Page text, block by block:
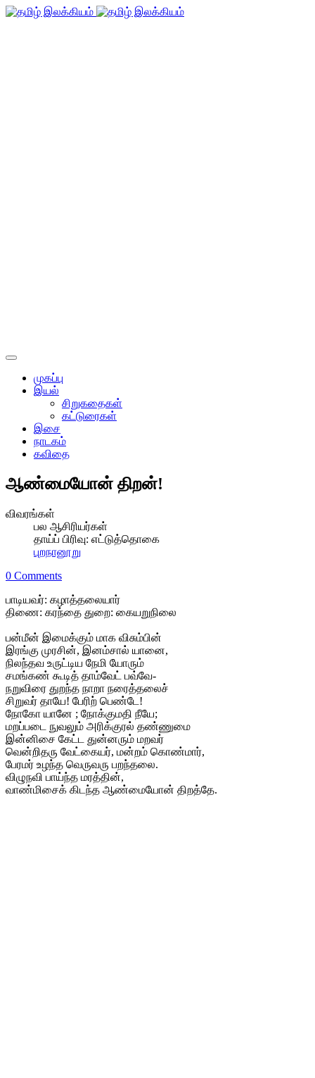
முகப்பு
இயல்
சிறுகதைகள்
கட்டுரைகள்
இசை
நாடகம்
கவிதை
ஆண்மையோன் திறன்!
விவரங்கள்
பல ஆசிரியர்கள்
தாய்ப் பிரிவு: எட்டுத்தொகை
புறநானூறு
0 Comments
பாடியவர்: கழாத்தலையார்
திணை: கரந்தை துறை: கையறுநிலை
பன்மீன் இமைக்கும் மாக விசும்பின்
இரங்கு முரசின், இனம்சால் யானை,
நிலந்தவ உருட்டிய நேமி யோரும்
சமங்கண் கூடித் தாம்வேட் பவ்வே-
நறுவிரை துறந்த நாறா நரைத்தலைச்
சிறுவர் தாயே! பேரிற் பெண்டே!
நோகோ யானே ; நோக்குமதி நீயே;
மறப்படை நுவலும் அரிக்குரல் தண்ணுமை
இன்னிசை கேட்ட துன்னரும் மறவர்
வென்றிதரு வேட்கையர், மன்றம் கொண்மார்,
பேரமர் உழந்த வெருவரு பறந்தலை.
விழுநவி பாய்ந்த மரத்தின்,
வாண்மிசைக் கிடந்த ஆண்மையோன் திறத்தே.